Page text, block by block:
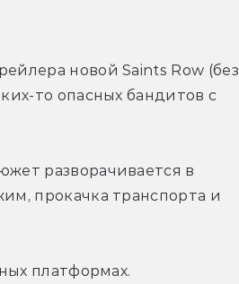
новой Saints Row (без
то опасных бандитов с
разворачивается в
прокачка транспорта и
платформах.